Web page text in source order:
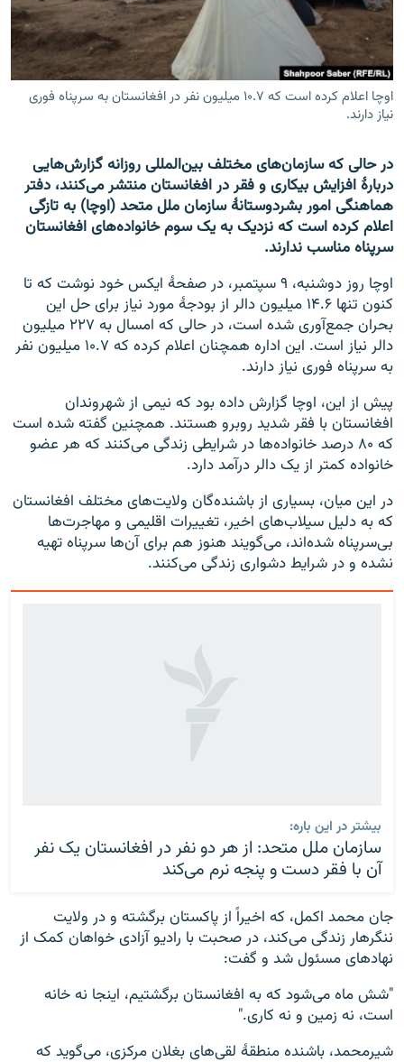
تماس
صفحه پشتو
Azadi English
همۀ سایت‌های رادیو آزادی/ رادیو اروپای آزاد
اوچا اعلام کرده است که ۱۰.۷ میلیون نفر در افغانستان به سرپناه فوری
نیاز دارند.
در حالی که سازمان‌های مختلف بین‌المللی روزانه گزارش‌هایی
دربارۀ افزایش بیکاری و فقر در افغانستان منتشر می‌کنند، دفتر
هماهنگی امور بشردوستانۀ سازمان ملل متحد (اوچا) به تازگی
اعلام کرده است که نزدیک به یک سوم خانواده‌های افغانستان
سرپناه مناسب ندارند.
اوچا روز دوشنبه، ۹ سپتمبر، در صفحۀ ایکس خود نوشت که تا
کنون تنها ۱۴.۶ میلیون دالر از بودجۀ مورد نیاز برای حل این
بحران جمع‌آوری شده است، در حالی که امسال به ۲۲۷ میلیون
دالر نیاز است. این اداره همچنان اعلام کرده که ۱۰.۷ میلیون نفر
به سرپناه فوری نیاز دارند.
پیش از این، اوچا گزارش داده بود که نیمی از شهروندان
افغانستان با فقر شدید روبرو هستند. همچنین گفته شده است
که ۸۰ درصد خانواده‌ها در شرایطی زندگی می‌کنند که هر عضو
خانواده کمتر از یک دالر درآمد دارد.
در این میان، بسیاری از باشنده‌گان ولایت‌های مختلف افغانستان
که به دلیل سیلاب‌های اخیر، تغییرات اقلیمی و مهاجرت‌ها
بی‌سرپناه شده‌اند، می‌گویند هنوز هم برای آن‌ها سرپناه تهیه
نشده و در شرایط دشواری زندگی می‌کنند.
بیشتر در این باره:
سازمان ملل متحد: از هر دو نفر در افغانستان یک نفر
آن با فقر دست و پنجه نرم می‌کند
جان محمد اکمل، که اخیراً از پاکستان برگشته و در ولایت
ننگرهار زندگی می‌کند، در صحبت با رادیو آزادی خواهان کمک از
نهادهای مسئول شد و گفت:
"شش ماه می‌شود که به افغانستان برگشتیم، اینجا نه خانه
است، نه زمین و نه کاری."
شیرمحمد، باشنده منطقۀ لقی‌های بغلان مرکزی، می‌گوید که